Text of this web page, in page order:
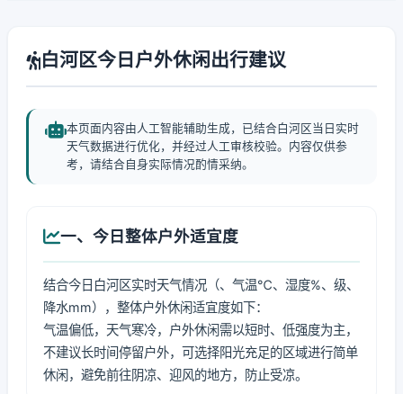
白河区今日户外休闲出行建议
本页面内容由人工智能辅助生成，已结合白河区当日实时
天气数据进行优化，并经过人工审核校验。内容仅供参
考，请结合自身实际情况酌情采纳。
一、今日整体户外适宜度
结合今日白河区实时天气情况（、气温℃、湿度%、级、
降水mm），整体户外休闲适宜度如下：
气温偏低，天气寒冷，户外休闲需以短时、低强度为主，
不建议长时间停留户外，可选择阳光充足的区域进行简单
休闲，避免前往阴凉、迎风的地方，防止受凉。